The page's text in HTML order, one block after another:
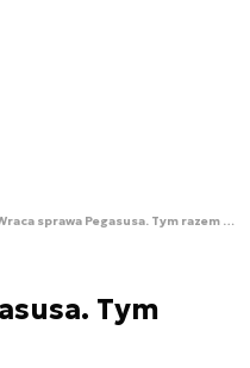
Wraca sprawa Pegasusa. Tym razem w Hiszpanii
Tym